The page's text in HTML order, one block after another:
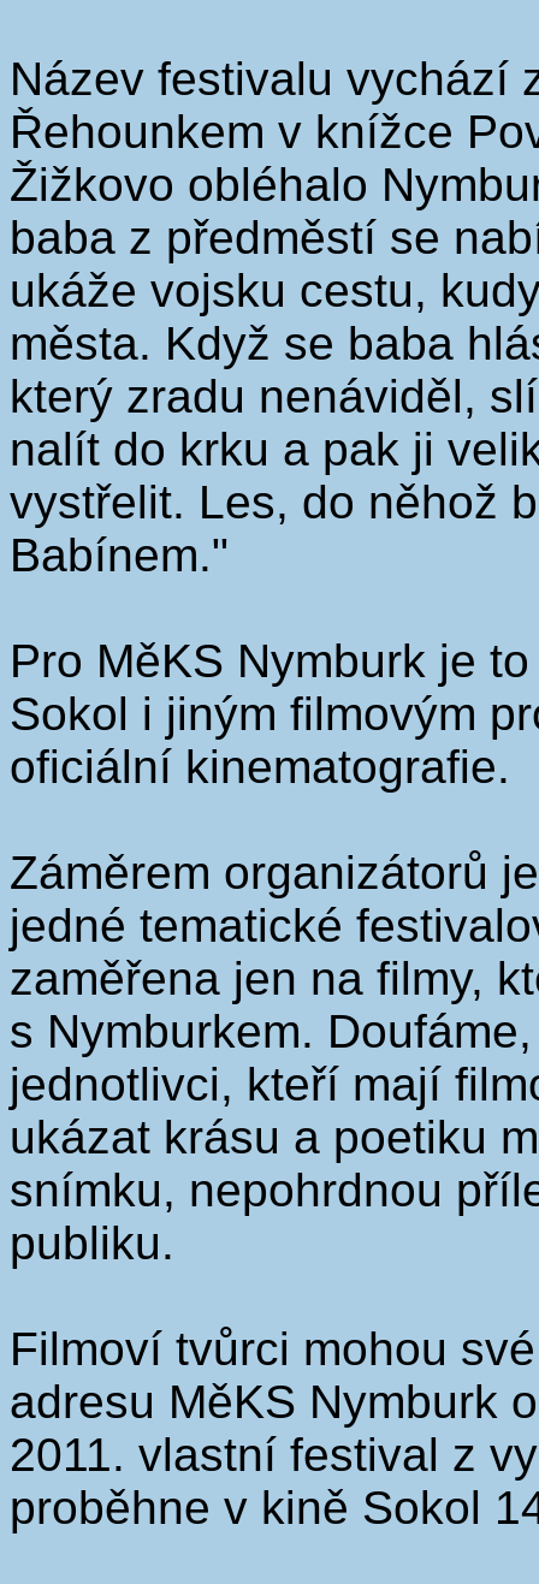
Název festivalu vychází
Řehounkem v knížce
Žižkovo obléhalo
baba z předměstí se
ukáže vojsku cestu,
města. Když se baba
který zradu nenáviděl,
nalít do krku a pak ji
vystřelit. Les, do něhož
Babínem."
Pro MěKS Nymburk je
Sokol i jiným filmovým
oficiální kinematografie.
Záměrem organizátorů
jedné tematické
zaměřena jen na filmy,
s Nymburkem.
jednotlivci, kteří mají
ukázat krásu a poetiku
snímku, nepohrdnou
publiku.
Filmoví tvůrci mohou
adresu MěKS Nymburk
2011. vlastní festival z
proběhne v kině Sokol